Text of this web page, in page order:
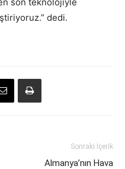
dedi.
Sonraki İçerik
Almanya’nın Hava